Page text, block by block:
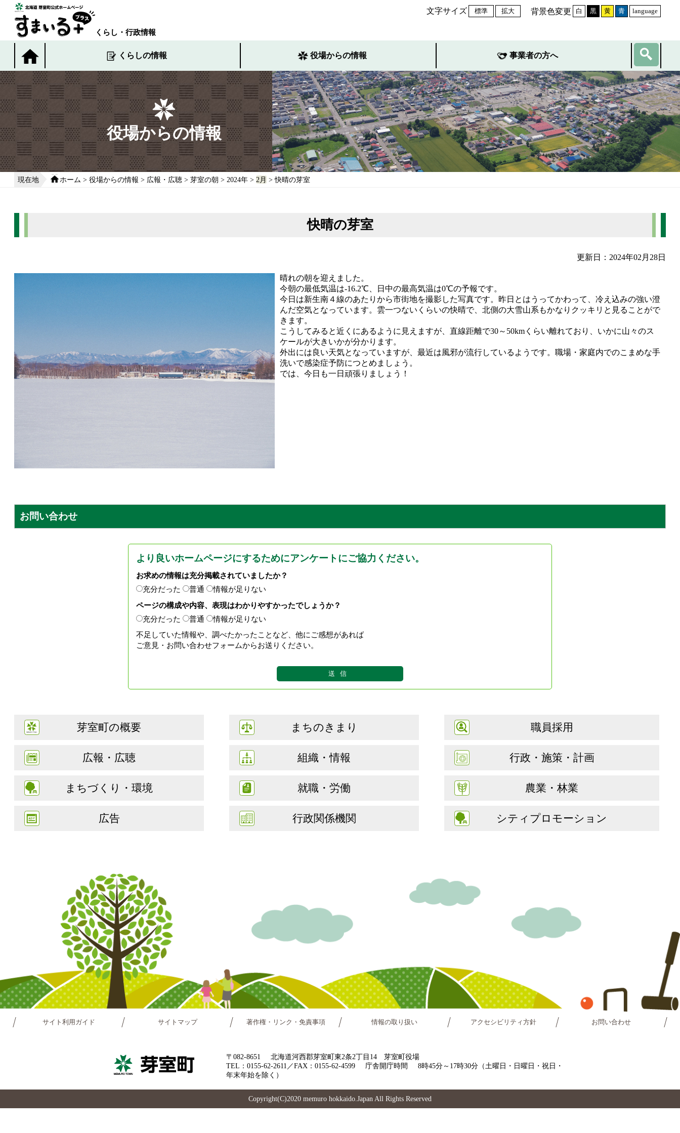
くらし・行政情報
文字サイズ 標準 拡大 背景色変更 白 黒 黄 青 language
くらしの情報 役場からの情報 事業者の方へ
役場からの情報
現在地 ホーム > 役場からの情報 > 広報・広聴 > 芽室の朝 > 2024年 > 2月 > 快晴の芽室
快晴の芽室
更新日：2024年02月28日
晴れの朝を迎えました。
今朝の最低気温は-16.2℃、日中の最高気温は0℃の予報です。
今日は新生南４線のあたりから市街地を撮影した写真です。昨日とはうってかわって、冷え込みの強い澄
んだ空気となっています。雲一つないくらいの快晴で、北側の大雪山系もかなりクッキリと見ることがで
きます。
こうしてみると近くにあるように見えますが、直線距離で30～50kmくらい離れており、いかに山々のス
ケールが大きいかが分かります。
外出には良い天気となっていますが、最近は風邪が流行しているようです。職場・家庭内でのこまめな手
洗いで感染症予防につとめましょう。
では、今日も一日頑張りましょう！
お問い合わせ
より良いホームページにするためにアンケートにご協力ください。
お求めの情報は充分掲載されていましたか？
充分だった
普通
情報が足りない
ページの構成や内容、表現はわかりやすかったでしょうか？
充分だった
普通
情報が足りない
不足していた情報や、調べたかったことなど、他にご感想があれば
ご意見・お問い合わせフォームからお送りください。
芽室町の概要 まちのきまり 職員採用
広報・広聴 組織・情報 行政・施策・計画
まちづくり・環境 就職・労働 農業・林業
広告 行政関係機関 シティプロモーション
サイト利用ガイド サイトマップ 著作権・リンク・免責事項 情報の取り扱い アクセシビリティ方針 お問い合わせ
〒082-8651
北海道河西郡芽室町東2条2丁目14 芽室町役場
TEL：0155-62-2611／FAX：0155-62-4599
庁舎開庁時間
8時45分～17時30分（土曜日・日曜日・祝日・
年末年始を除く）
Copyright(C)2020 memuro hokkaido.Japan All Rights Reserved